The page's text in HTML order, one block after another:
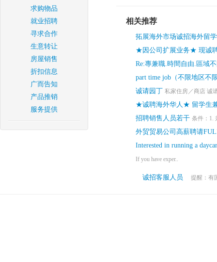
求购物品
就业招聘
寻求合作
生意转让
房屋销售
折扣信息
广而告知
产品推销
服务提供
相关推荐
拓展海外市场诚招海外留
★因公司扩展业务★ 现诚
Re:專兼職.時間自由.區域
part time job（不限地区不
诚请园丁 私家住房／商店 诚
★诚聘海外华人★ 留学生
招聘销售人员若干 条件：1.
外贸贸易公司高薪聘请
Interested in running a
If you have exper..
诚招客服人员 提醒：有